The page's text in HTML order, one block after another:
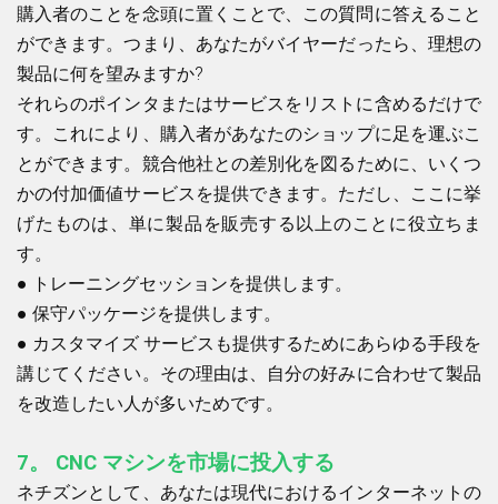
購入者のことを念頭に置くことで、この質問に答えること
ができます。つまり、あなたがバイヤーだったら、理想の
製品に何を望みますか?
それらのポインタまたはサービスをリストに含めるだけで
す。これにより、購入者があなたのショップに足を運ぶこ
とができます。競合他社との差別化を図るために、いくつ
かの付加価値サービスを提供できます。ただし、ここに挙
げたものは、単に製品を販売する以上のことに役立ちま
す。
●
トレーニングセッションを提供します。
● 保守パッケージを提供します。
● カスタマイズ サービスも提供するためにあらゆる手段を
講じてください。その理由は、自分の好みに合わせて製品
を改造したい人が多いためです。
7。 CNC マシンを市場に投入する
ネチズンとして、あなたは現代におけるインターネットの